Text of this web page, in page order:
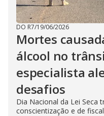
DO R7/19/06/2026
Mortes
álcool no
especialista
desafios
Dia Nacional da Lei Seca
conscientização e de